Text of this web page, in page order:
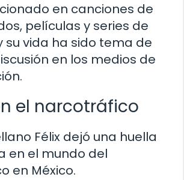
en canciones de
películas y series de
su vida ha sido tema de
en los medios de
el narcotráfico
Félix dejó una huella
en el mundo del
en México.